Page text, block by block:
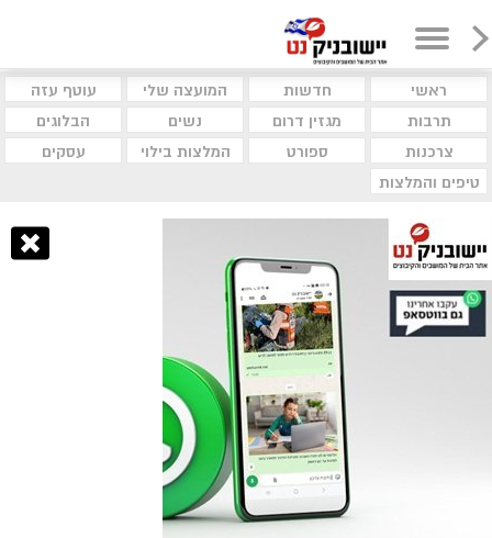
ראשי חדשות המועצה שלי
עוטף עזה
תרבות
מגזין דרום נשים
הבלוגים
צרכנות
ספורט המלצות בילוי
עסקים
טיפים והמלצות